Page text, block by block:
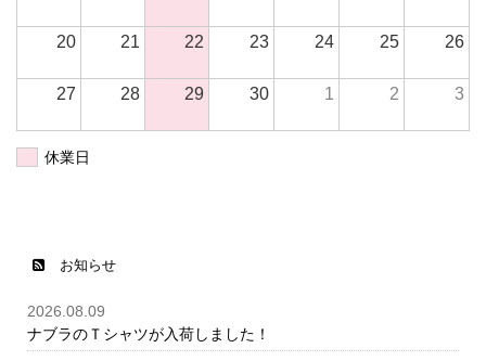
20 21 22 23 24 25 26
27 28 29 30 1 2 3
休業日
お知らせ
2026.08.09
ナブラのＴシャツが入荷しました！